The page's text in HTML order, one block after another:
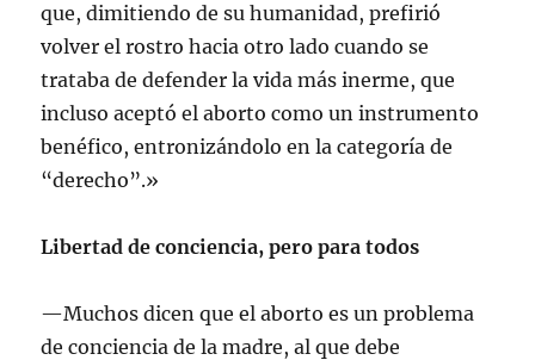
que, dimitiendo de su humanidad, prefirió
volver el rostro hacia otro lado cuando se
trataba de defender la vida más inerme, que
incluso aceptó el aborto como un instrumento
benéfico, entronizándolo en la categoría de
“derecho”.»
Libertad de conciencia, pero para todos
—Muchos dicen que el aborto es un problema
de conciencia de la madre, al que debe